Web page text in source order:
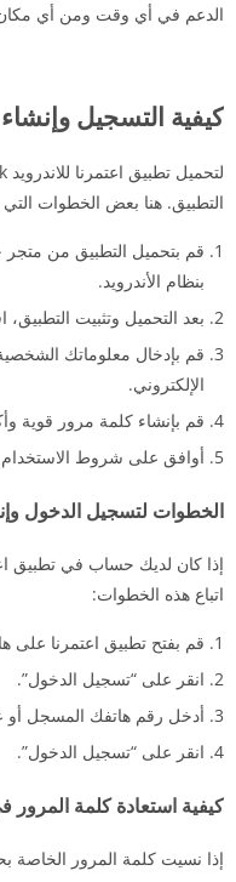
الدعم في أي وقت ومن أي
كيفية التسجيل
التطبيق. هنا بعض الخطوات التي
قم بتحميل التطبيق من
بنظام الأندرويد.
بعد التحميل وتثبيت
قم بإدخال معلوماتك
الإلكتروني.
قم بإنشاء كلمة مرور قوية
أوافق على شروط
الخطوات لتسجيل الدخول
إذا كان لديك حساب في تطبيق
اتباع هذه الخطوات:
قم بفتح تطبيق اعتمرنا على
انقر على “تسجيل الدخول”.
أدخل رقم هاتفك المسجل أو
انقر على “تسجيل الدخول”.
كيفية استعادة كلمة المرور
إذا نسيت كلمة المرور الخاصة